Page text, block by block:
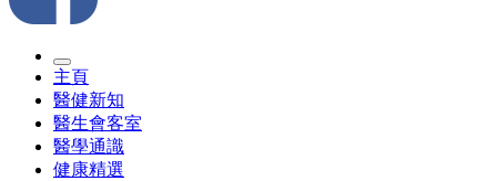
主頁
醫健新知
醫生會客室
醫學通識
健康精選